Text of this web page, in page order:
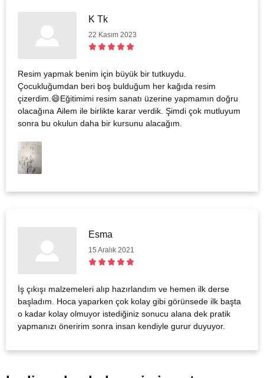
K Tk
22 Kasım 2023
Resim yapmak benim için büyük bir tutkuydu.
Çocukluğumdan beri boş bulduğum her kağıda resim
çizerdim.😄Eğitimimi resim sanatı üzerine yapmamın doğru
olacağına Ailem ile birlikte karar verdik. Şimdi çok mutluyum
sonra bu okulun daha bir kursunu alacağım.
Esma
15 Aralık 2021
İş çıkışı malzemeleri alıp hazırlandım ve hemen ilk derse
başladım. Hoca yaparken çok kolay gibi görünsede ilk başta
o kadar kolay olmuyor istediğiniz sonucu alana dek pratik
yapmanızı öneririm sonra insan kendiyle gurur duyuyor.